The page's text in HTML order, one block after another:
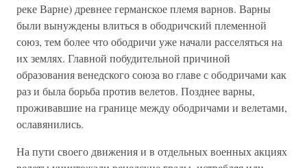
реке Варне) древнее германское племя варнов. Варны
были вынуждены влиться в ободричский племенной
союз, тем более что ободричи уже начали расселяться на
их землях. Главной побудительной причиной
образования венедского союза во главе с ободричами как
раз и была борьба против велетов. Позднее варны,
проживавшие на границе между ободричами и велетами,
ославянились.
На пути своего движения и в отдельных военных акциях